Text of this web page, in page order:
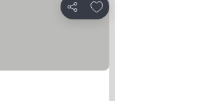
Partilhar
Adicionar aos favoritos